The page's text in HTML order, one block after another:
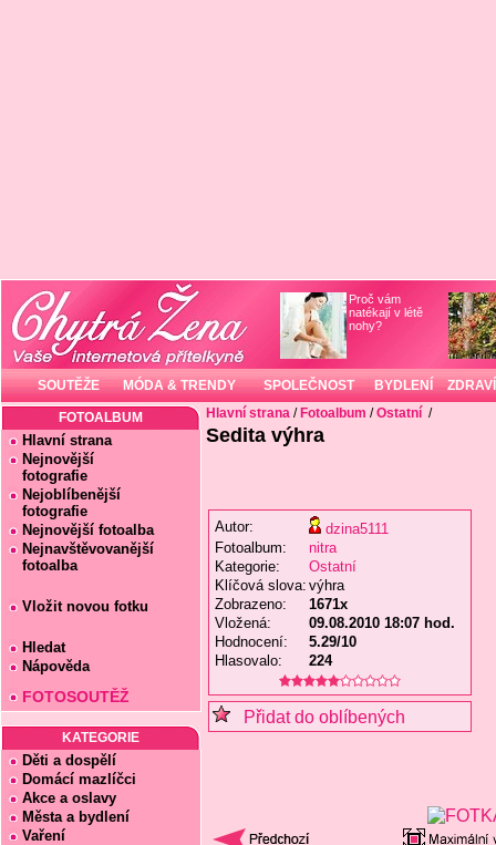
Proč vám
natékají v létě
nohy?
SOUTĚŽE MÓDA & TRENDY SPOLEČNOST BYDLENÍ ZDRAVÍ
FOTOALBUM
Hlavní strana
Nejnovější
fotografie
Nejoblíbenější
fotografie
Nejnovější fotoalba
Nejnavštěvovanější
fotoalba
Vložit novou fotku
Hledat
Nápověda
FOTOSOUTĚŽ
KATEGORIE
Děti a dospělí
Domácí mazlíčci
Akce a oslavy
Města a bydlení
Vaření
Hlavní strana / Fotoalbum /Ostatní /
Sedita výhra
Autor:
dzina5111
Fotoalbum:
nitra
Kategorie:
Ostatní
Klíčová slova: výhra
Zobrazeno:
1671x
Vložená:
09.08.2010 18:07 hod.
Hodnocení:
5.29/10
Hlasovalo:
224
Přidat do oblíbených